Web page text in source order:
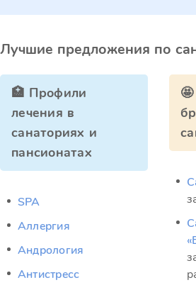
Лучшие предложения по
🏥 Профили
лечения в
санаториях и
пансионатах
SPA
Аллергия
Андрология
Антистресс